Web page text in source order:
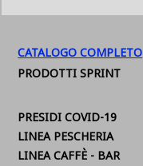
CATALOGO COMPLETO
PRODOTTI SPRINT
PRESIDI COVID-19
LINEA PESCHERIA
LINEA CAFFÈ - BAR